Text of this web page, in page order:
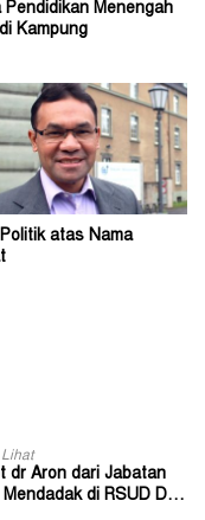
Pendidikan Menengah
Kampung
atas Nama
dr Aron dari Jabatan
di RSUD Dok